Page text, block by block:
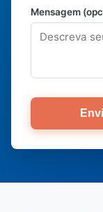
Mensagem